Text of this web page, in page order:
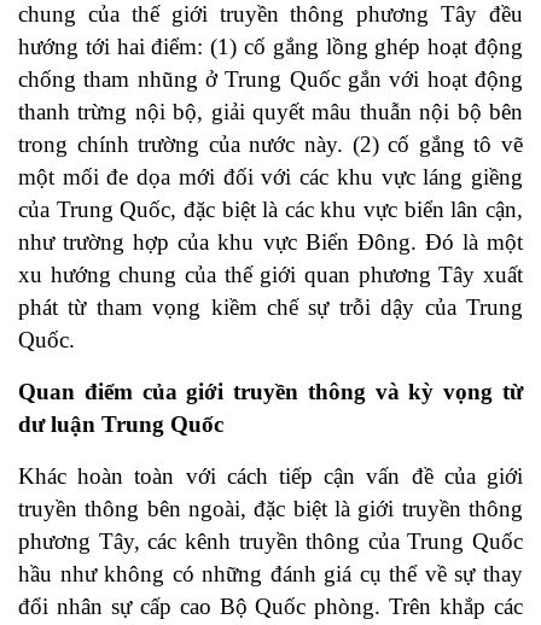
chung của thế giới truyền thông phương Tây đều
hướng tới hai điểm: (1) cố gắng lồng ghép hoạt động
chống tham nhũng ở Trung Quốc gắn với hoạt động
thanh trừng nội bộ, giải quyết mâu thuẫn nội bộ bên
trong chính trường của nước này. (2) cố gắng tô vẽ
một mối đe dọa mới đối với các khu vực láng giềng
của Trung Quốc, đặc biệt là các khu vực biển lân cận,
như trường hợp của khu vực Biển Đông. Đó là một
xu hướng chung của thế giới quan phương Tây xuất
phát từ tham vọng kiềm chế sự trỗi dậy của Trung
Quốc.
Quan điểm của giới truyền thông và kỳ vọng từ
dư luận Trung Quốc
Khác hoàn toàn với cách tiếp cận vấn đề của giới
truyền thông bên ngoài, đặc biệt là giới truyền thông
phương Tây, các kênh truyền thông của Trung Quốc
hầu như không có những đánh giá cụ thể về sự thay
đổi nhân sự cấp cao Bộ Quốc phòng. Trên khắp các